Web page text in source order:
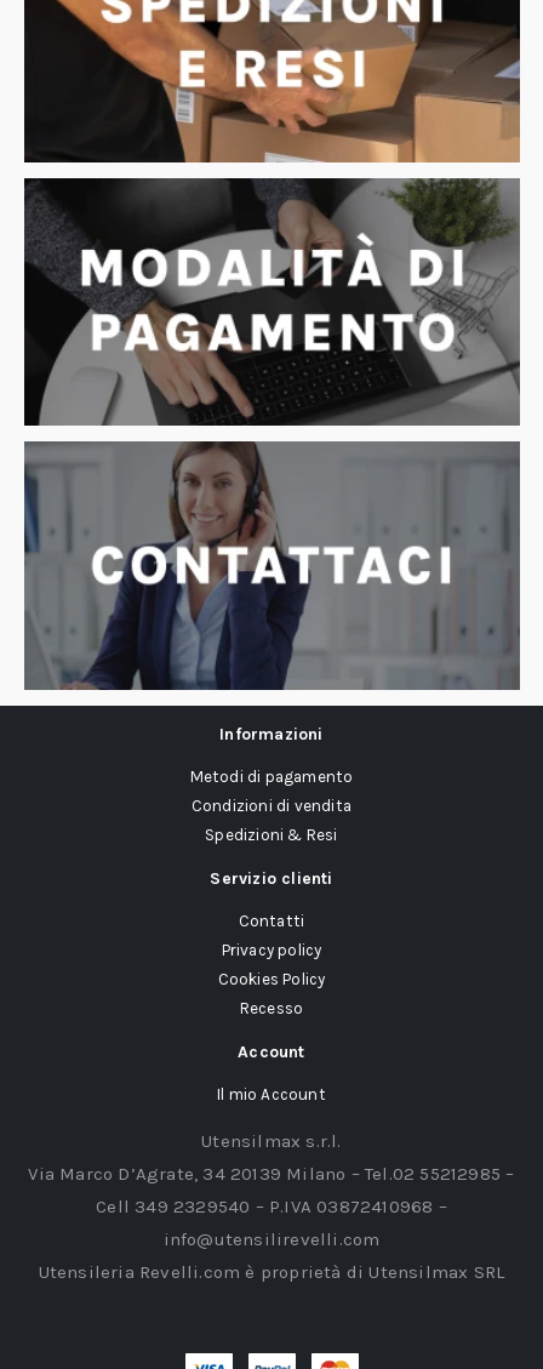
Informazioni
Metodi di pagamento
Condizioni di vendita
Spedizioni & Resi
Servizio clienti
Contatti
Privacy policy
Cookies Policy
Recesso
Account
Il mio Account
Utensilmax s.r.l.
Via Marco D’Agrate, 34 20139 Milano – Tel.02 55212985 –
Cell 349 2329540 – P.IVA 03872410968 –
info@utensilirevelli.com
Utensileria Revelli.com è proprietà di Utensilmax SRL